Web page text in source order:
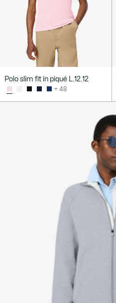
Polo slim fit in piqué L.12.12
+ 48